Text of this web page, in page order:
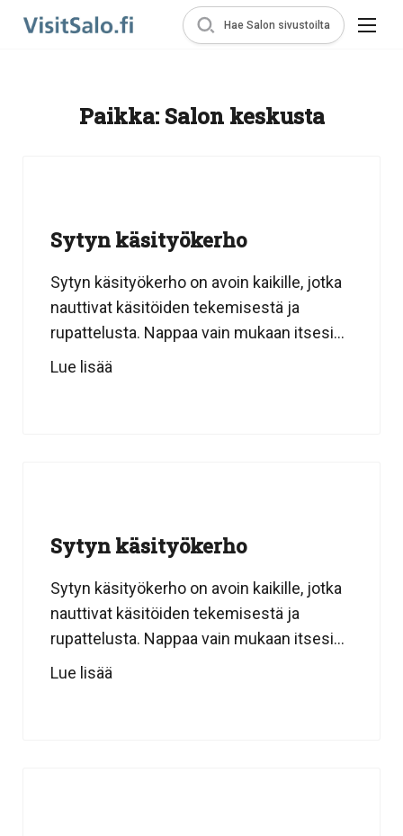
Hae Salon sivustoilta
Paikka: Salon keskusta
Sytyn käsityökerho
Sytyn käsityökerho on avoin kaikille, jotka
nauttivat käsitöiden tekemisestä ja
rupattelusta. Nappaa vain mukaan itsesi...
Lue lisää
Sytyn käsityökerho
Sytyn käsityökerho on avoin kaikille, jotka
nauttivat käsitöiden tekemisestä ja
rupattelusta. Nappaa vain mukaan itsesi...
Lue lisää